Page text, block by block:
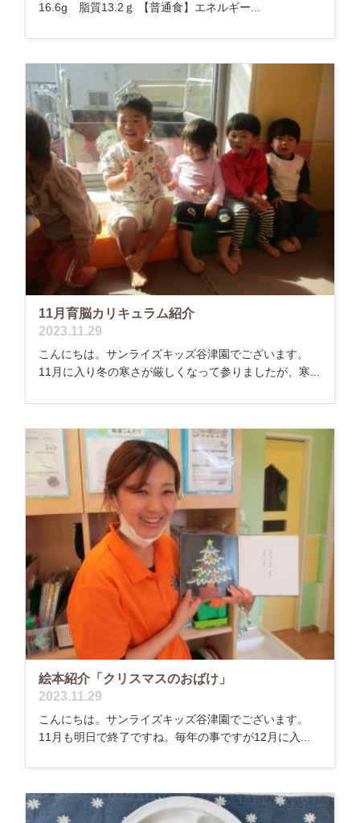
16.6g 脂質13.2ｇ 【普通食】エネルギー...
11月育脳カリキュラム紹介
2023.11.29
こんにちは。サンライズキッズ谷津園でございます。
11月に入り冬の寒さが厳しくなって参りましたが、寒...
絵本紹介「クリスマスのおばけ」
2023.11.29
こんにちは。サンライズキッズ谷津園でございます。
11月も明日で終了ですね。毎年の事ですが12月に入...